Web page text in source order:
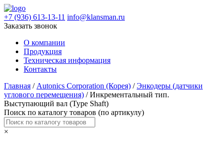
+7 (936) 613-13-11 info@klansman.ru
Заказать звонок
О компании
Продукция
Техническая информация
Контакты
Главная / Autonics Corporation (Корея) /Энкодеры (датчики
углового перемещения) / Инкрементальный тип.
Выступающий вал (Type Shaft)
Поиск по каталогу товаров (по артикулу)
×